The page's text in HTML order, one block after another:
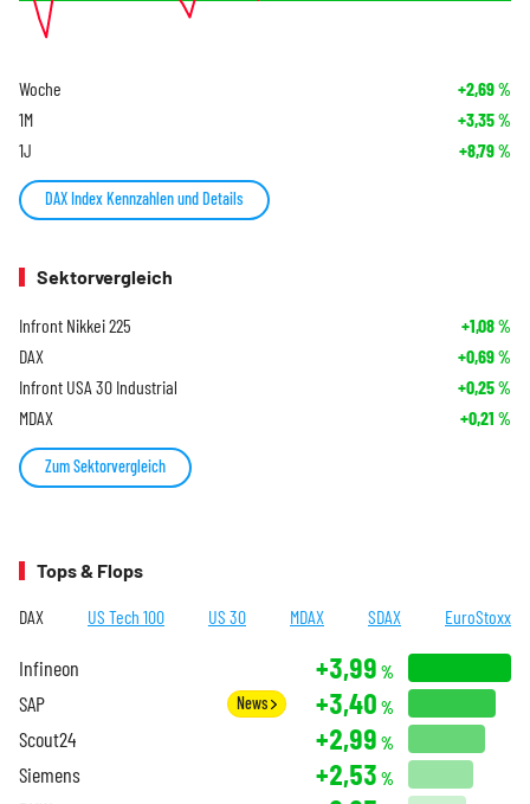
Woche +2,69%
1M +3,35%
1J +8,79%
DAX Index Kennzahlen und Details
Sektorvergleich
Infront Nikkei 225 +1,08%
DAX +0,69%
Infront USA 30 Industrial +0,25%
MDAX +0,21 %
Zum Sektorvergleich
Tops & Flops
DAX US Tech 100 US 30 MDAX SDAX EuroStoxx
Infineon +3,99 %
SAP News +3,40 %
Scout24 +2,99 %
Siemens +2,53 %